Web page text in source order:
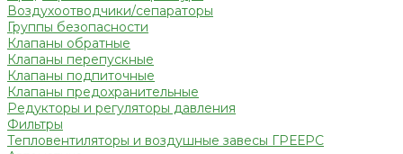
Воздухоотводчики/сепараторы
Группы безопасности
Клапаны обратные
Клапаны перепускные
Клапаны подпиточные
Клапаны предохранительные
Редукторы и регуляторы давления
Фильтры
Тепловентиляторы и воздушные завесы ГРЕЕРС